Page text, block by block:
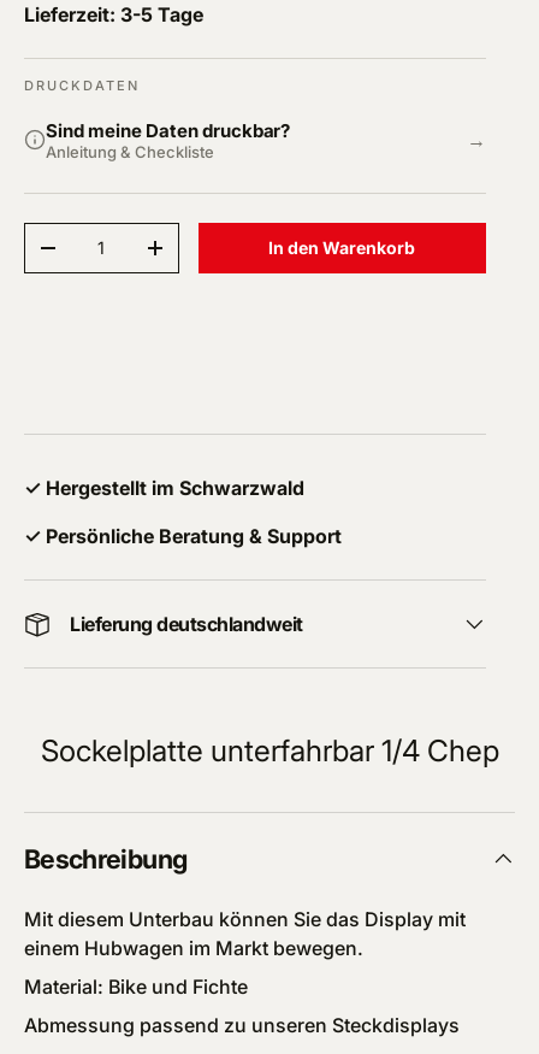
Lieferzeit: 3-5 Tage
DRUCKDATEN
Sind meine Daten druckbar?
Anleitung & Checkliste →
Menge verringernMenge erhöhenIn den Warenkorb
✓ Hergestellt im Schwarzwald
✓ Persönliche Beratung & Support
Lieferung deutschlandweit
Sockelplatte unterfahrbar 1/4 Chep
Beschreibung
Mit diesem Unterbau können Sie das Display mit
einem Hubwagen im Markt bewegen.
Material: Bike und Fichte
Abmessung passend zu unseren Steckdisplays